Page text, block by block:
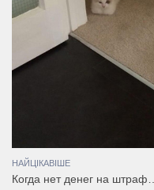
НАЙЦІКАВІШЕ
Когда нет денег на штраф…